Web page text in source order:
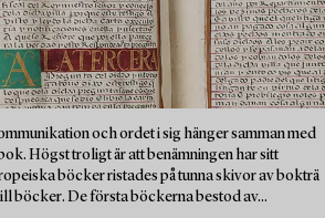
och ordet i sig hänger samman med
Högst troligt är att benämningen har sitt
böcker ristades på tunna skivor av bokträ
böcker. De första böckerna bestod av...